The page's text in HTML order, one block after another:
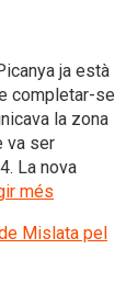
ja està
completar-se
la zona
va ser
La nova
més